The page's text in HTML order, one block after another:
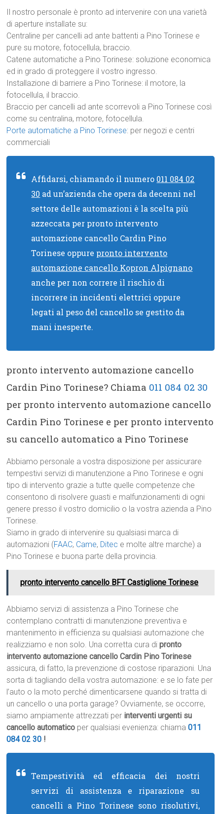
Il nostro personale è pronto ad intervenire con una varietà
di aperture installate su:
Centraline per cancelli ad ante battenti a Pino Torinese e
pure su motore, fotocellula, braccio.
Catene automatiche a Pino Torinese: soluzione economica
ed in grado di proteggere il vostro ingresso.
Installazione di barriere a Pino Torinese: il motore, la
fotocellula, il braccio.
Braccio per cancelli ad ante scorrevoli a Pino Torinese così
come su centralina, motore, fotocellula.
Porte automatiche a Pino Torinese: per negozi e centri
commerciali
Affidarsi, chiamando il numero 011 084 02
30 ad un’azienda che opera da decenni nel
settore delle automazioni è la scelta più
azzeccata per pronto intervento
automazione cancello Cardin Pino
Torinese oppure pronto intervento
automazione cancello Kopron Alpignano
anche per non correre il rischio di
incorrere in incidenti elettrici oppure
legati al peso del cancello se gestito da
mani inesperte.
pronto intervento automazione cancello
Cardin Pino Torinese? Chiama 011 084 02 30
per pronto intervento automazione cancello
Cardin Pino Torinese e per pronto intervento
su cancello automatico a Pino Torinese
Abbiamo personale a vostra disposizione per assicurare
tempestivi servizi di manutenzione a Pino Torinese e ogni
tipo di intervento grazie a tutte quelle competenze che
consentono di risolvere guasti e malfunzionamenti di ogni
genere presso il vostro domicilio o la vostra azienda a Pino
Torinese.
Siamo in grado di intervenire su qualsiasi marca di
automazioni (FAAC, Came, Ditec e molte altre marche) a
Pino Torinese e buona parte della provincia.
pronto intervento cancello BFT Castiglione Torinese
Abbiamo servizi di assistenza a Pino Torinese che
contemplano contratti di manutenzione preventiva e
mantenimento in efficienza su qualsiasi automazione che
realizziamo e non solo. Una corretta cura dipronto
intervento automazione cancello Cardin Pino Torinese
assicura, di fatto, la prevenzione di costose riparazioni. Una
sorta di tagliando della vostra automazione: e se lo fate per
l’auto o la moto perché dimenticarsene quando si tratta di
un cancello o una porta garage? Ovviamente, se occorre,
siamo ampiamente attrezzati per interventi urgenti su
cancello automatico per qualsiasi evenienza: chiama011
084 02 30 !
Tempestività ed efficacia dei nostri
servizi di assistenza e riparazione su
cancelli a Pino Torinese sono risolutivi,